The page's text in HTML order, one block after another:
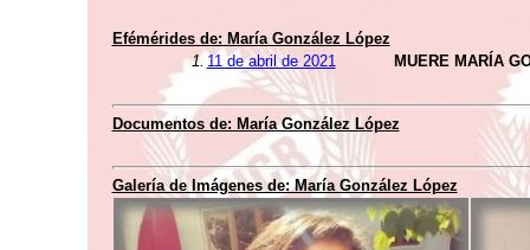
Efémérides de: María González López
1. 11 de abril de 2021 MUERE MARÍA
Documentos de: María González López
Galería de Imágenes de: María González López